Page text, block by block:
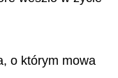
o którym mowa